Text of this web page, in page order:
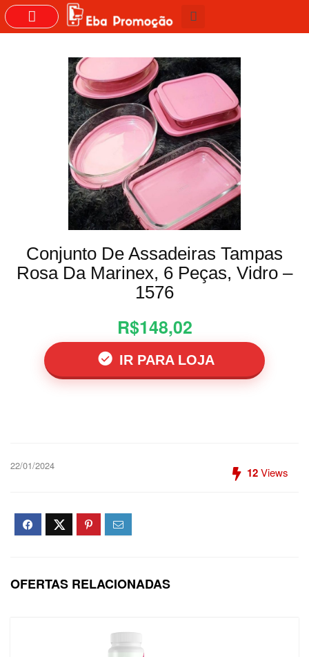
Conjunto De Assadeiras Tampas
Rosa Da Marinex, 6 Peças, Vidro –
1576
R$148,02
IR PARA LOJA
22/01/2024 12Views
OFERTAS RELACIONADAS